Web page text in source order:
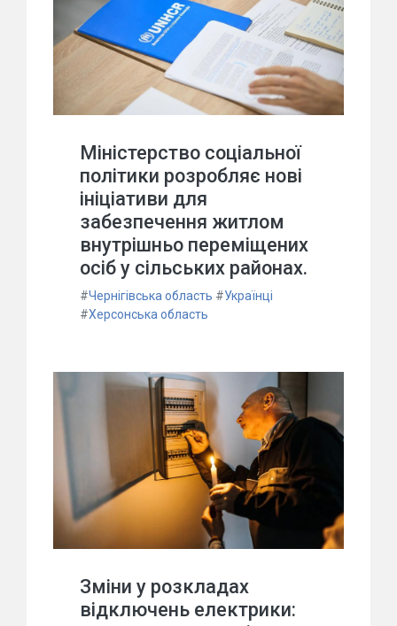
Міністерство соціальної
політики розробляє нові
ініціативи для
забезпечення житлом
внутрішньо переміщених
осіб у сільських районах.
#Чернігівська область #Українці
#Херсонська область
Зміни у розкладах
відключень електрики: